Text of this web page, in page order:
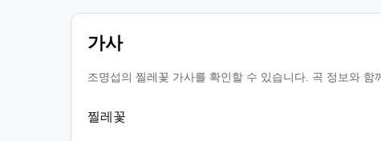
가사
조명섭의 찔레꽃 가사를 확인할 수 있습니다. 곡 정보와
찔레꽃